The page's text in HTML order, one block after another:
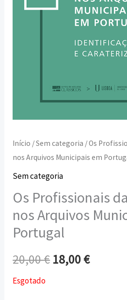
Início /Sem categoria / Os
nos Arquivos Municipais em
Sem categoria
Os Profissionais
nos Arquivos
Portugal
20,00€ 18,00€
Esgotado